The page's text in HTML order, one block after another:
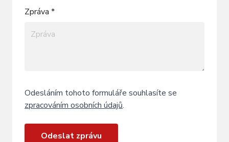
Zpráva *
Odesláním tohoto formuláře souhlasíte se
zpracováním osobních údajů.
Odeslat zprávu